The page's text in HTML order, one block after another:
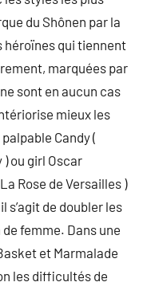
du Shônen par la
héroïnes qui tiennent
marquées par
sont en aucun cas
mieux les
Candy (
) ou girl Oscar
Rose de Versailles )
s’agit de doubler les
femme. Dans une
et Marmalade
les difficultés de